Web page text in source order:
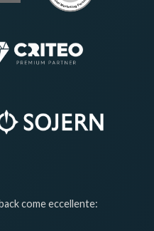
come eccellente: